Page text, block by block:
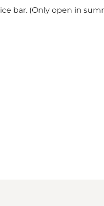
bar. (Only open in